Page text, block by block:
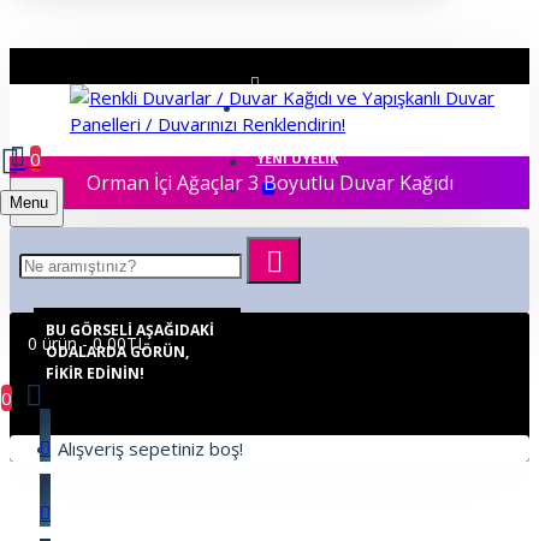
ÜYE GIRIŞI
YENI ÜYELIK
Menu
0
0 ürün - 0,00TL
0
Alışveriş sepetiniz boş!
Orman İçi Ağaçlar 3 Boyutlu Duvar Kağıdı
BU GÖRSELI AŞAĞIDAKI
ODALARDA GÖRÜN,
FIKIR EDININ!